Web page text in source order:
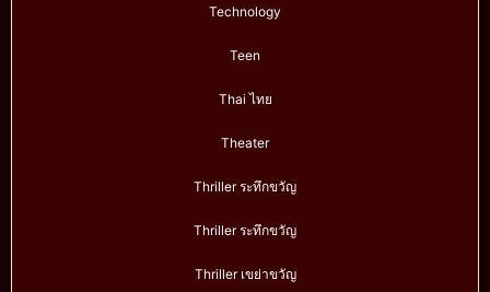
Technology
Teen
Thai ไทย
Theater
Thriller ระทึกขวัญ
Thriller ระทึกขวัญ
Thriller เขย่าขวัญ